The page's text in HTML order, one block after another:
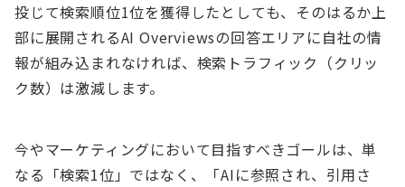
投じて検索順位1位を獲得したとしても、そのはるか上
部に展開されるAI Overviewsの回答エリアに自社の情
報が組み込まれなければ、検索トラフィック（クリッ
ク数）は激減します。
今やマーケティングにおいて目指すべきゴールは、単
なる「検索1位」ではなく、「AIに参照され、引用さ